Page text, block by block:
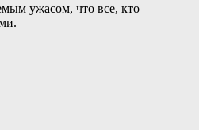
ужасом, что все, кто